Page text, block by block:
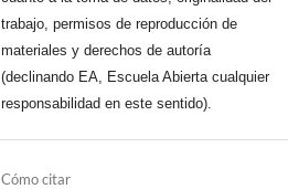
trabajo, permisos de reproducción de
materiales y derechos de autoría
(declinando EA, Escuela Abierta cualquier
responsabilidad en este sentido).
Cómo citar